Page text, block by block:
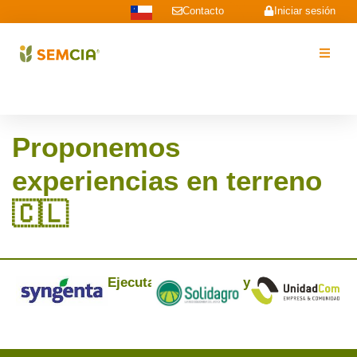
Iniciar sesión
Contacto
Proponemos
experiencias en terreno
🇨🇱
Ejecuta: y